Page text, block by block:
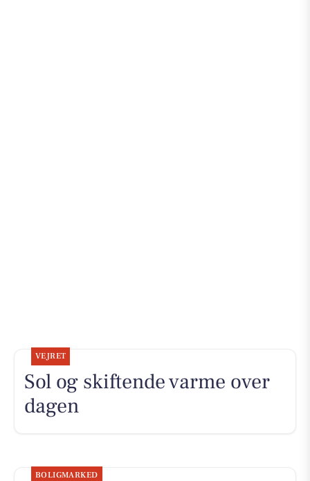
VEJRET
Sol og skiftende varme over
dagen
BOLIGMARKED